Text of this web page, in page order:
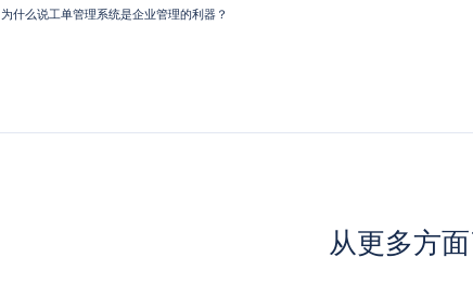
为什么说工单管理系统是企业管理的利器？
从更多方